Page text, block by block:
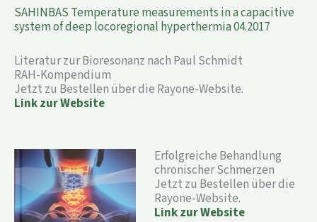
SAHINBAS Temperature measurements in a capacitive
system of deep locoregional hyperthermia 04.2017
Literatur zur Bioresonanz nach Paul Schmidt
RAH-Kompendium
Jetzt zu Bestellen über die Rayone-Website.
Link zur Website
Erfolgreiche Behandlung
chronischer Schmerzen
Jetzt zu Bestellen über die
Rayone-Website.
Link zur Website